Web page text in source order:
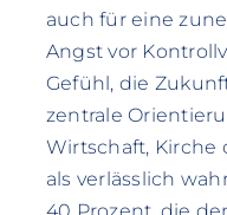
auch für eine
Angst vor
Gefühl, die
zentrale
Wirtschaft,
als verlässlich
40 Prozent, die